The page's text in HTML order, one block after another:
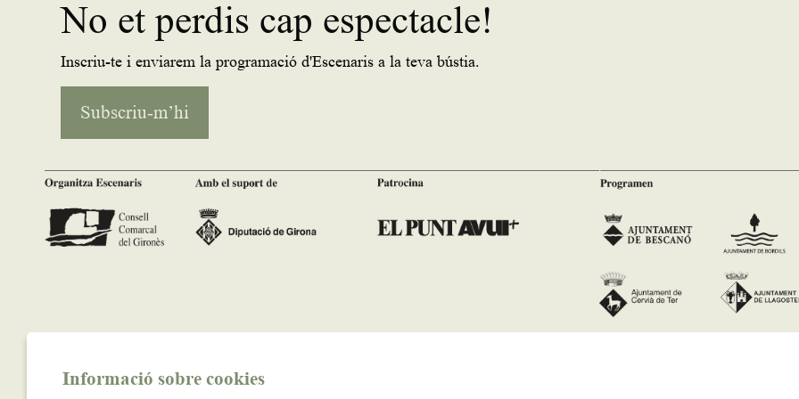
No et perdis cap espectacle!
Inscriu-te i enviarem la programació d'Escenaris a la teva bústia.
Subscriu-m’hi
Informació sobre cookies